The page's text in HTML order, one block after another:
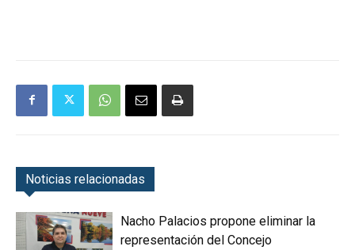
Noticias relacionadas
Nacho Palacios propone eliminar la
representación del Concejo